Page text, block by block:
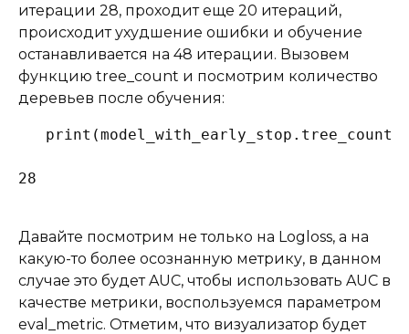
итерации 28, проходит еще 20 итераций,
происходит ухудшение ошибки и обучение
останавливается на 48 итерации. Вызовем
функцию tree_count и посмотрим количество
деревьев после обучения:
28
Давайте посмотрим не только на Logloss, а на
какую-то более осознанную метрику, в данном
случае это будет AUC, чтобы использовать AUC в
качестве метрики, воспользуемся параметром
eval_metric. Отметим, что визуализатор будет